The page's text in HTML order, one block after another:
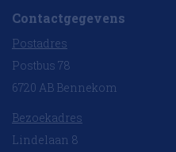
Contactgegevens
Postadres
Postbus 78
6720 AB Bennekom
Bezoekadres
Lindelaan 8